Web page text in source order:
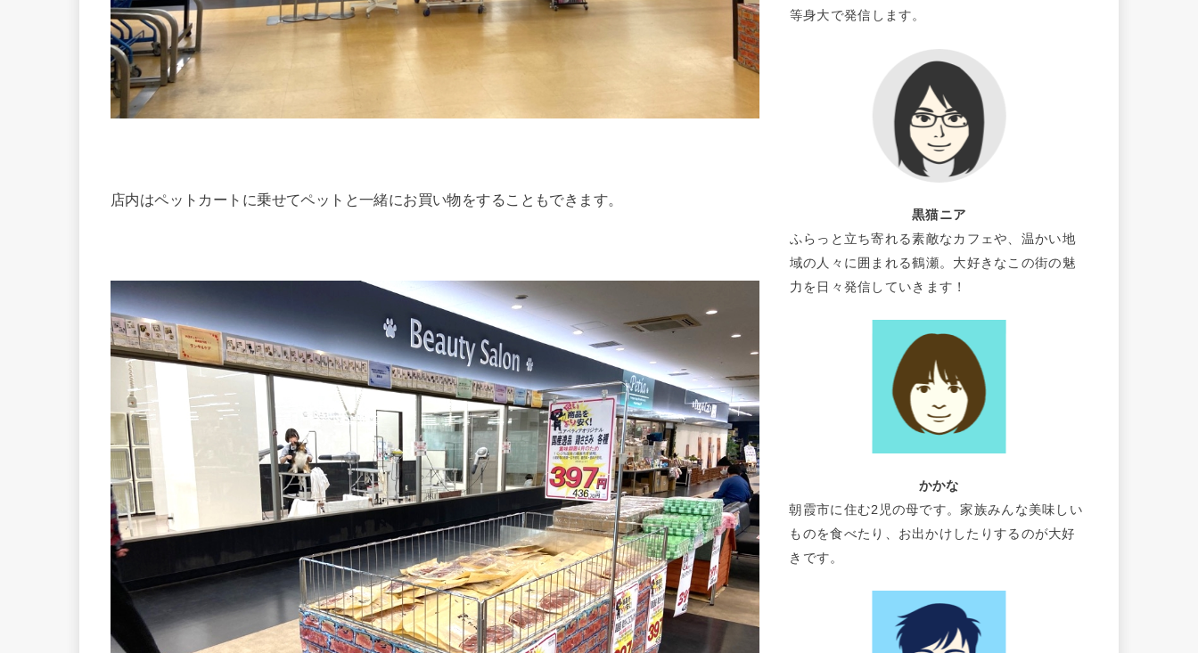
店内はペットカートに乗せてペットと一緒にお買い物をすることもできます。
等身大で発信します。
黒猫ニア
ふらっと立ち寄れる素敵なカフェや、温かい地
域の人々に囲まれる鶴瀬。大好きなこの街の魅
力を日々発信していきます！
かかな
朝霞市に住む2児の母です。家族みんな美味しい
ものを食べたり、お出かけしたりするのが大好
きです。